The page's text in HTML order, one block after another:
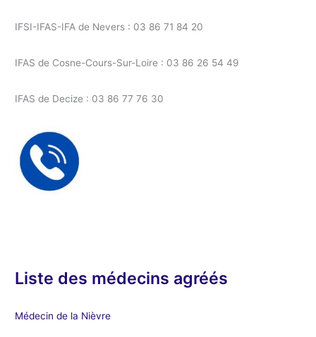
IFSI-IFAS-IFA de Nevers : 03 86 71 84 20
IFAS de Cosne-Cours-Sur-Loire : 03 86 26 54 49
IFAS de Decize : 03 86 77 76 30
Liste des médecins agréés
Médecin de la Nièvre